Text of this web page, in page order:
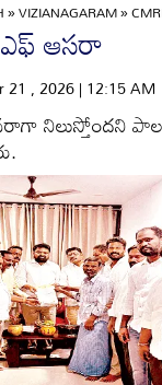
»VIZIANAGARAM»
ఆసరా
21 , 2026 | 12:15 AM
నిలుస్తోందని